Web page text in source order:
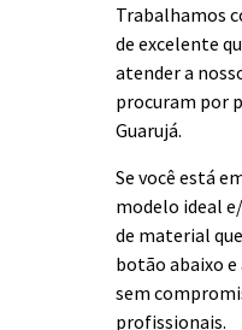
Trabalhamos
de excelente
atender a
procuram por
Guarujá.
Se você está
modelo ideal
de material
botão abaixo
sem
profissionais.